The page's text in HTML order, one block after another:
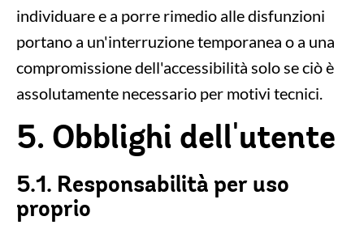
individuare e a porre rimedio alle disfunzioni
portano a un'interruzione temporanea o a una
compromissione dell'accessibilità solo se ciò è
assolutamente necessario per motivi tecnici.
5. Obblighi dell'utente
5.1. Responsabilità per uso
proprio